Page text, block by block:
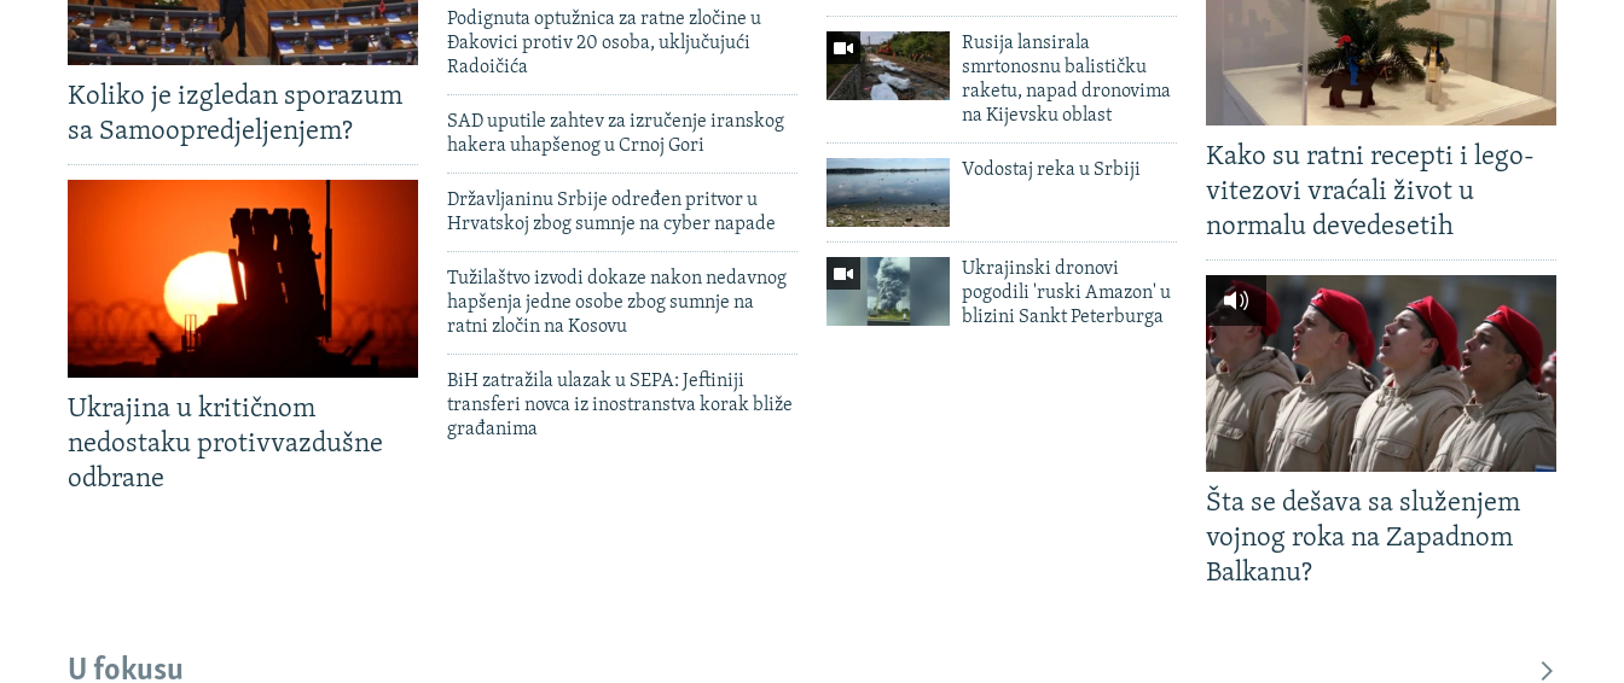
Koliko je izgledan sporazum
sa Samoopredjeljenjem?
Ukrajina u kritičnom
nedostaku protivvazdušne
odbrane
Podignuta optužnica za ratne zločine u
Đakovici protiv 20 osoba, uključujući
Radoičića
SAD uputile zahtev za izručenje iranskog
hakera uhapšenog u Crnoj Gori
Državljaninu Srbije određen pritvor u
Hrvatskoj zbog sumnje na cyber napade
Tužilaštvo izvodi dokaze nakon nedavnog
hapšenja jedne osobe zbog sumnje na
ratni zločin na Kosovu
BiH zatražila ulazak u SEPA: Jeftiniji
transferi novca iz inostranstva korak bliže
građanima
Rusija lansirala
smrtonosnu balističku
raketu, napad dronovima
na Kijevsku oblast
Vodostaj reka u Srbiji
Ukrajinski dronovi
pogodili 'ruski Amazon' u
blizini Sankt Peterburga
Kako su ratni recepti i lego-
vitezovi vraćali život u
normalu devedesetih
Šta se dešava sa služenjem
vojnog roka na Zapadnom
Balkanu?
U fokusu